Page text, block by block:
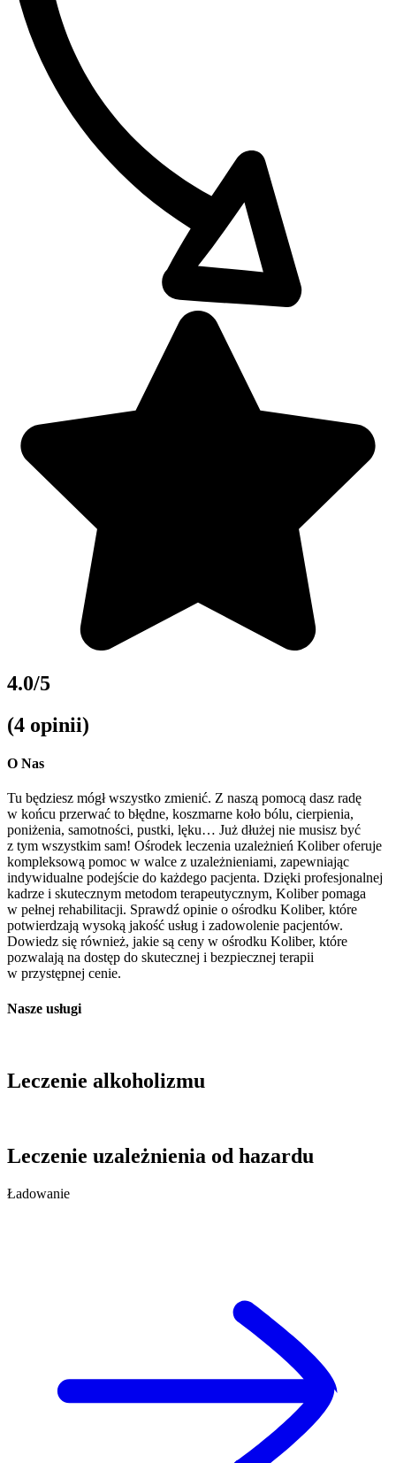
4.0/5
(4 opinii)
O Nas
Tu będziesz mógł wszystko zmienić. Z naszą pomocą dasz radę
w końcu przerwać to błędne, koszmarne koło bólu, cierpienia,
poniżenia, samotności, pustki, lęku… Już dłużej nie musisz być
z tym wszystkim sam! Ośrodek leczenia uzależnień Koliber oferuje
kompleksową pomoc w walce z uzależnieniami, zapewniając
indywidualne podejście do każdego pacjenta. Dzięki profesjonalnej
kadrze i skutecznym metodom terapeutycznym, Koliber pomaga
w pełnej rehabilitacji. Sprawdź opinie o ośrodku Koliber, które
potwierdzają wysoką jakość usług i zadowolenie pacjentów.
Dowiedz się również, jakie są ceny w ośrodku Koliber, które
pozwalają na dostęp do skutecznej i bezpiecznej terapii
w przystępnej cenie.
Nasze usługi
Leczenie alkoholizmu
Leczenie uzależnienia od hazardu
Ładowanie